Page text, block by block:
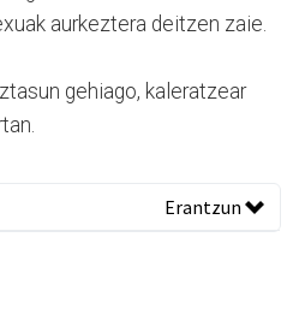
aurkeztera deitzen zaie.
gehiago, kaleratzear
Erantzun